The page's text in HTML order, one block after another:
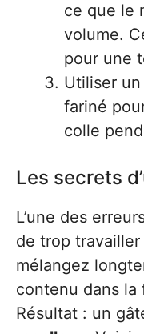
ce que le
volume.
pour une
Utiliser
fariné
colle
Les secrets
L’une des
de trop
mélangez
contenu dans la
Résultat : un